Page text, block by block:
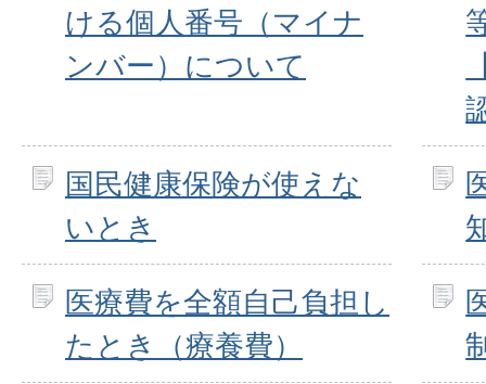
ける個人番号（マイナ
ンバー）について
国民健康保険が使えな
いとき
医療費を全額自己負担し
たとき（療養費）